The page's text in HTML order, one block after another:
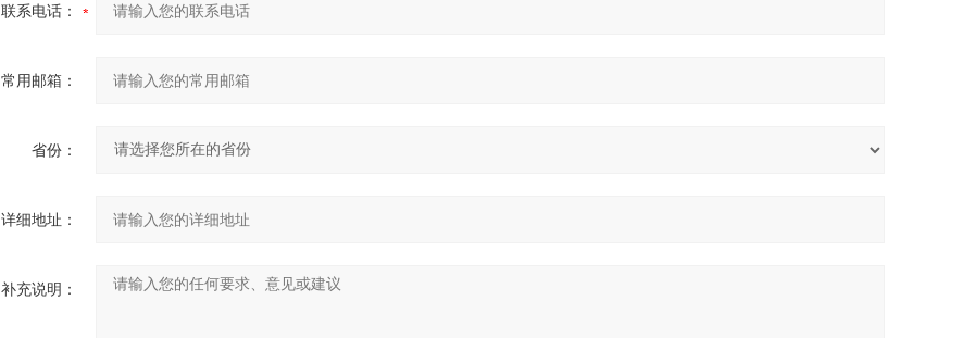
联系电话：
常用邮箱：
省份：
详细地址：
补充说明：